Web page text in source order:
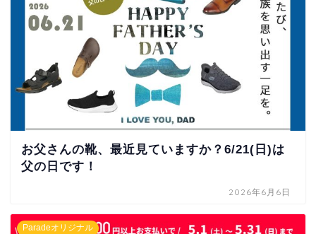
お父さんの靴、最近見ていますか？6/21(日)は
父の日です！
2026年6月6日
Paradeオリジナル